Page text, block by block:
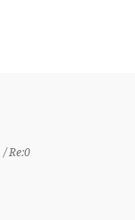
/ Re:0